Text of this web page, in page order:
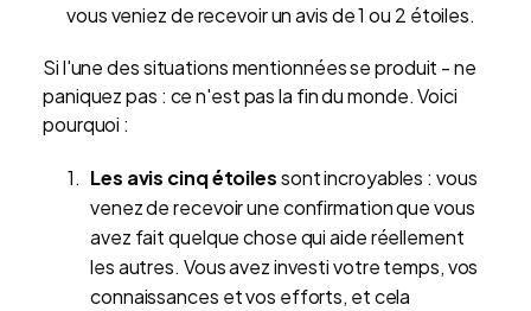
vous veniez de recevoir un avis de 1 ou 2 étoiles.
Si l'une des situations mentionnées se produit - ne
paniquez pas : ce n'est pas la fin du monde. Voici
pourquoi :
Les avis cinq étoilessont incroyables : vous
venez de recevoir une confirmation que vous
avez fait quelque chose qui aide réellement
les autres. Vous avez investi votre temps, vos
connaissances et vos efforts, et cela